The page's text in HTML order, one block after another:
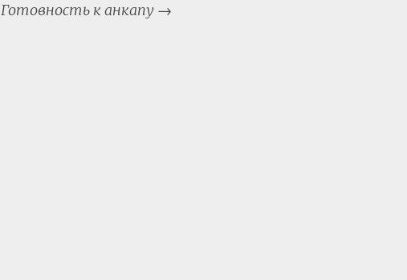
Готовность к анкапу →